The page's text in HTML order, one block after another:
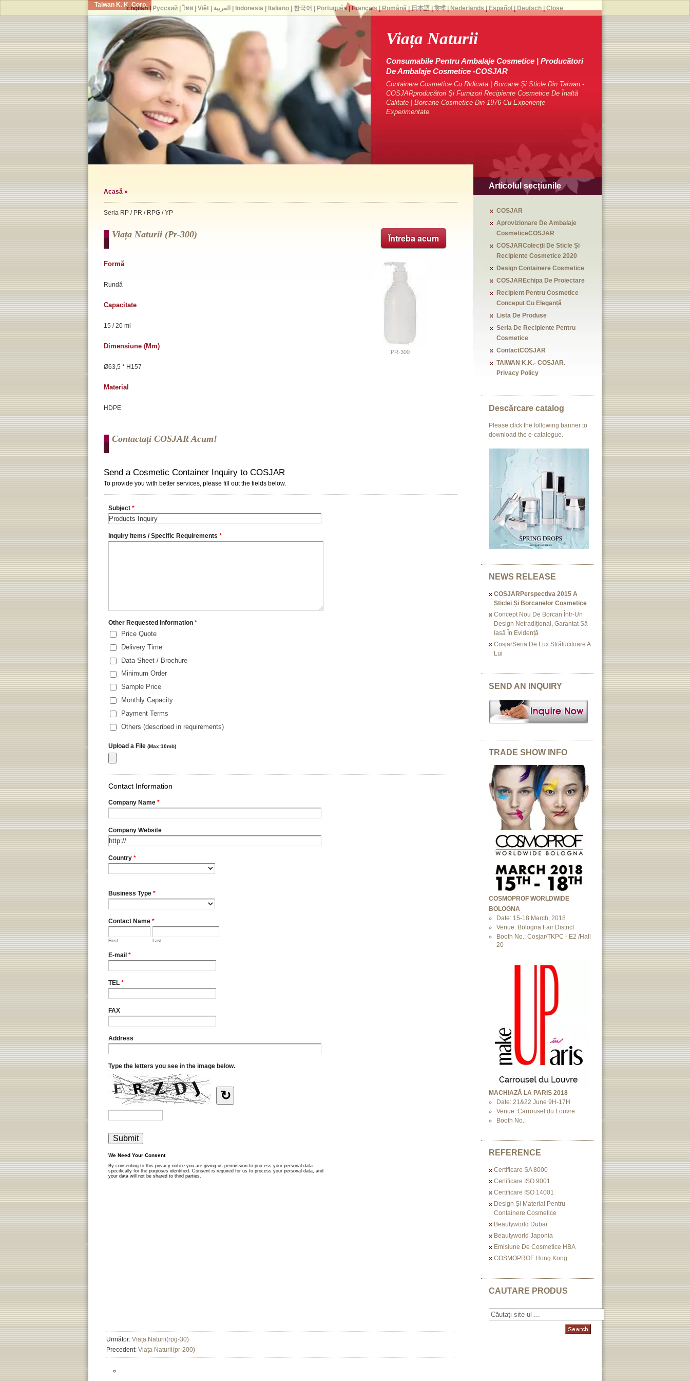
Taiwan K. K. Corp.
Viața Naturii
Consumabile Pentru Ambalaje Cosmetice | Producători
De Ambalaje Cosmetice -COSJAR
Containere Cosmetice Cu Ridicata | Borcane Și Sticle Din Taiwan -
COSJARproducători Și Furnizori Recipiente Cosmetice De Înaltă
Calitate | Borcane Cosmetice Din 1976 Cu Experiențe
Experimentate.
Acasă »
Seria RP / PR / RPG / YP
Întreba acum
Viața Naturii (pr-300)
PR-300
Formă
Rundă
Capacitate
15 / 20 ml
Dimensiune (mm)
Ø63,5 * H157
Material
HDPE
Contactați COSJAR Acum!
Următor: Viața Naturii(rpg-30)
Precedent: Viața Naturii(pr-200)
Articolul secțiunile
COSJAR
Aprovizionare De Ambalaje
CosmeticeCOSJAR
COSJARColecții De Sticle Și
Recipiente Cosmetice 2020
Design Containere Cosmetice
COSJAREchipa De Proiectare
Recipient Pentru Cosmetice
Conceput Cu Eleganță
Lista De Produse
Seria De Recipiente Pentru
Cosmetice
ContactCOSJAR
TAIWAN K.K.- COSJAR.
Privacy Policy
Descărcare catalog
Please click the following banner to
download the e-catalogue.
NEWS RELEASE
COSJARPerspectiva 2015 A
Sticlei Și Borcanelor Cosmetice
Concept Nou De Borcan Într-Un
Design Netradițional, Garantat Să
Iasă În Evidență
CosjarSeria De Lux Strălucitoare A
Lui
SEND AN INQUIRY
TRADE SHOW INFO
COSMOPROF WORLDWIDE
BOLOGNA
Date: 15-18 March, 2018
Venue: Bologna Fair District
Booth No.: Cosjar/TKPC - E2 /Hall
20
MACHIAZĂ LA PARIS 2018
Date: 21&22 June 9H-17H
Venue: Carrousel du Louvre
Booth No.:
REFERENCE
Certificare SA 8000
Certificare ISO 9001
Certificare ISO 14001
Design Și Material Pentru
Containere Cosmetice
Beautyworld Dubai
Beautyworld Japonia
Emisiune De Cosmetice HBA
COSMOPROF Hong Kong
CAUTARE PRODUS
English| Русский| ไทย| Việt| العربية Indonesia| Italiano| 한국어 Português Français Română| 日本語| हिन्दी| Nederlands Español Deutsch| Close